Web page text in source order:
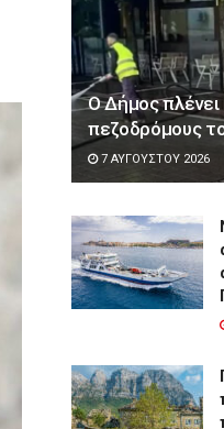
Ο Δήμος πλένει
πεζοδρόμους
7 ΑΥΓΟΎΣΤΟΥ 2026